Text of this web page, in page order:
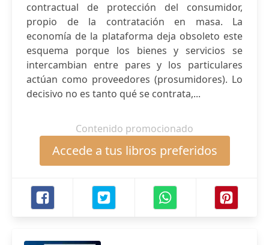
contractual de protección del consumidor,
propio de la contratación en masa. La
economía de la plataforma deja obsoleto este
esquema porque los bienes y servicios se
intercambian entre pares y los particulares
actúan como proveedores (prosumidores). Lo
decisivo no es tanto qué se contrata,...
Contenido promocionado
Accede a tus libros preferidos